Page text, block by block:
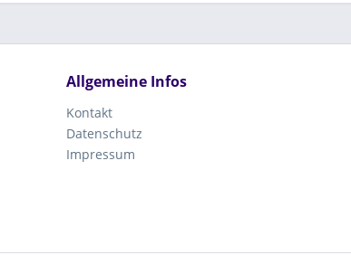
Allgemeine Infos
Kontakt
Datenschutz
Impressum